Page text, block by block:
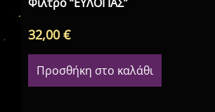
32,00€
Προσθήκη στο καλάθι